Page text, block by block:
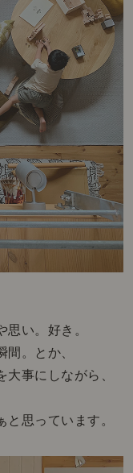
い。好き。
。とか、
事にしながら、
思っています。